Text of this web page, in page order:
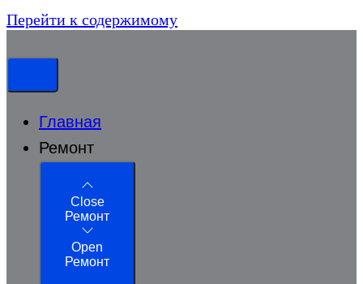
Перейти к содержимому
Главная
Ремонт
Close
Ремонт
Open
Ремонт